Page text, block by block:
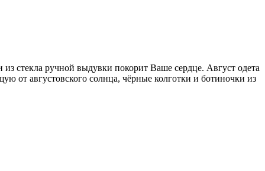
стекла ручной выдувки покорит Ваше сердце. Август одета
от августовского солнца, чёрные колготки и ботиночки из